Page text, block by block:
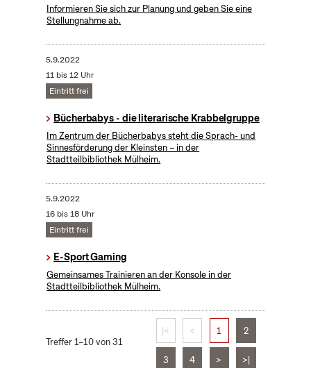
Informieren Sie sich zur Planung und geben Sie eine
Stellungnahme ab.
5.9.2022
11 bis 12 Uhr
Eintritt frei
Bücherbabys - die literarische Krabbelgruppe
Im Zentrum der Bücherbabys steht die Sprach- und
Sinnesförderung der Kleinsten – in der
Stadtteilbibliothek Mülheim.
5.9.2022
16 bis 18 Uhr
Eintritt frei
E-Sport Gaming
Gemeinsames Trainieren an der Konsole in der
Stadtteilbibliothek Mülheim.
Treffer 1–10 von 31
|< < 1 2
3 4 > >|